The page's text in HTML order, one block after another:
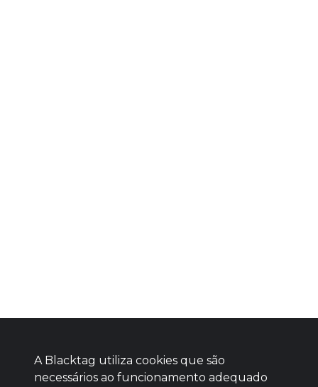
A Blacktag utiliza cookies que são
necessários ao funcionamento adequado